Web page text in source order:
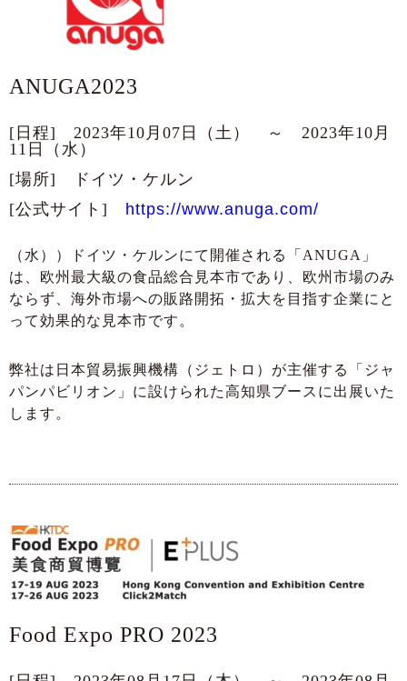
ANUGA2023
[日程] 2023年10月07日（土） ～ 2023年10月
11日（水）
[場所] ドイツ・ケルン
[公式サイト] https://www.anuga.com/
（水））ドイツ・ケルンにて開催される「ANUGA」
は、欧州最大級の食品総合見本市であり、欧州市場のみ
ならず、海外市場への販路開拓・拡大を目指す企業にと
って効果的な見本市です。
弊社は日本貿易振興機構（ジェトロ）が主催する「ジャ
パンパビリオン」に設けられた高知県ブースに出展いた
します。
Food Expo PRO 2023